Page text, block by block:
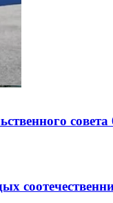
совета